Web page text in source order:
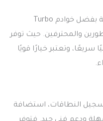
تعرف A2 Hosting بسرعاتها العالية بفضل خوادم Turbo
والمحترفين. حيث توفر
وتعتبر خيارًا قويًا
النطاقات، استضافة